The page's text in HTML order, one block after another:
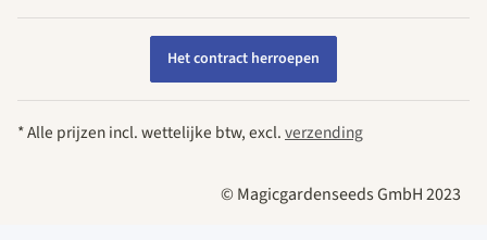
Het contract herroepen
* Alle prijzen incl. wettelijke btw, excl.verzending
© Magicgardenseeds GmbH 2023